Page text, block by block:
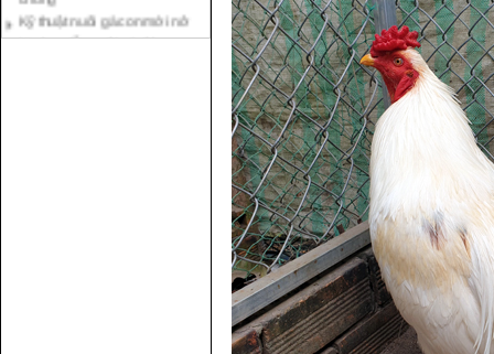
Hướng dẫn nuôi gà đá
Tại sao bạn cần biết cách nuôi